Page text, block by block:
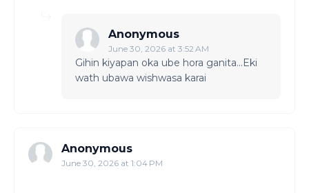
Anonymous
June 30, 2026 at 3:52 AM
Gihin kiyapan oka ube hora ganita...Eki
wath ubawa wishwasa karai
Anonymous
June 30, 2026 at 1:04 PM